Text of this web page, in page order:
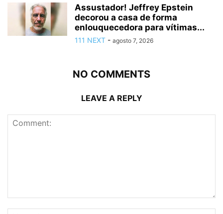
Assustador! Jeffrey Epstein
decorou a casa de forma
enlouquecedora para vítimas...
111 NEXT - agosto 7, 2026
NO COMMENTS
LEAVE A REPLY